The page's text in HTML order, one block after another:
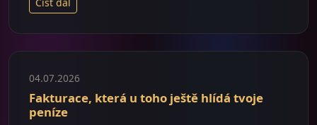
Číst dál
04.07.2026
Fakturace, která u toho ještě hlídá tvoje
peníze